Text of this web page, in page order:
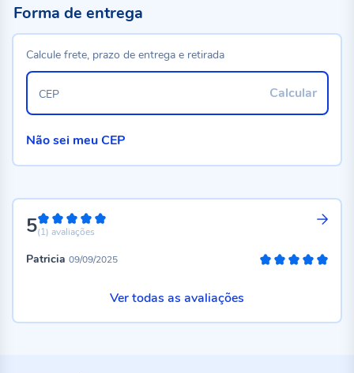
5100%
(1) avaliações
Patricia 09/09/2025
Ver todas as avaliações
Forma de entrega
Calcule frete, prazo de entrega e retirada
Calcular
CEP
Não sei meu CEP